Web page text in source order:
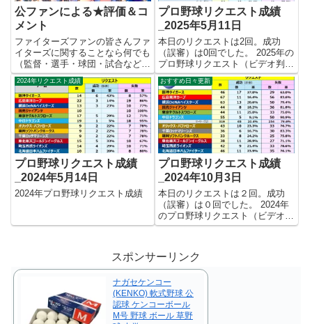
公ファンによる★評価＆コ
メント
ファイターズファンの皆さんファ
イターズに関することなら何でも
（監督・選手・球団・試合など）
良いので★評価＆コメントをお願
いします。登録不要のゲストユー
ザーで可能なので気軽にどうぞ！
★評価結果 あなたの★評価＆
コメント
プロ野球リクエスト成績
_2025年5月11日
本日のリクエストは2回。成功
（誤審）は0回でした。 2025年の
プロ野球リクエスト（ビデオ判
定）成績を記録集計しています。
今シーズンのリクエスト成功率は
これで23.4%。リクエスト数107
回、成功25回、失敗82回となり
ました。 【リクエス...
2024年リクエスト成績
プロ野球リクエスト成績
_2024年5月14日
2024年プロ野球リクエスト成績
おすすめ日々更新
プロ野球リクエスト成績
_2024年10月3日
本日のリクエストは２回。成功
（誤審）は０回でした。 2024年
のプロ野球リクエスト（ビデオ判
定）成績を記録集計しています。
回、成功120回、失敗437回とな
りました。 【リク...
スポンサーリンク
ナガセケンコー
(KENKO) 軟式野球 公
認球 ケンコーボール
M号 野球 ボール 草野